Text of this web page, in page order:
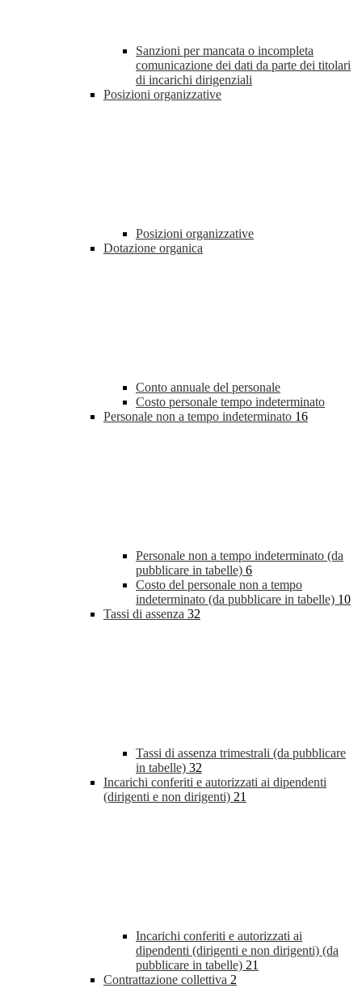
Sanzioni per mancata o incompleta
comunicazione dei dati da parte dei titolari
di incarichi dirigenziali
Posizioni organizzative
Posizioni organizzative
Dotazione organica
Conto annuale del personale
Costo personale tempo indeterminato
Personale non a tempo indeterminato 16
Personale non a tempo indeterminato (da
pubblicare in tabelle) 6
Costo del personale non a tempo
indeterminato (da pubblicare in tabelle) 10
Tassi di assenza 32
Tassi di assenza trimestrali (da pubblicare
in tabelle) 32
Incarichi conferiti e autorizzati ai dipendenti
(dirigenti e non dirigenti) 21
Incarichi conferiti e autorizzati ai
dipendenti (dirigenti e non dirigenti) (da
pubblicare in tabelle) 21
Contrattazione collettiva 2